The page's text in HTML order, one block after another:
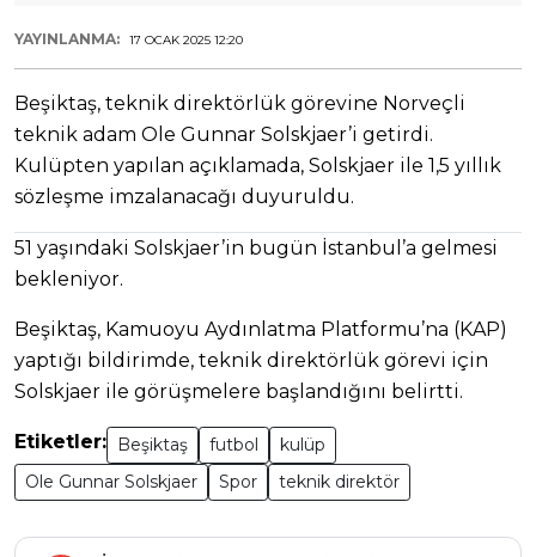
YAYINLANMA: 17 OCAK 2025 12:20
Beşiktaş, teknik direktörlük görevine Norveçli
teknik adam Ole Gunnar Solskjaer’i getirdi.
Kulüpten yapılan açıklamada, Solskjaer ile 1,5 yıllık
sözleşme imzalanacağı duyuruldu.
51 yaşındaki Solskjaer’in bugün İstanbul’a gelmesi
bekleniyor.
Beşiktaş, Kamuoyu Aydınlatma Platformu’na (KAP)
yaptığı bildirimde, teknik direktörlük görevi için
Solskjaer ile görüşmelere başlandığını belirtti.
Etiketler: Beşiktaş futbol
kulüp
Ole Gunnar Solskjaer
Spor teknik direktör